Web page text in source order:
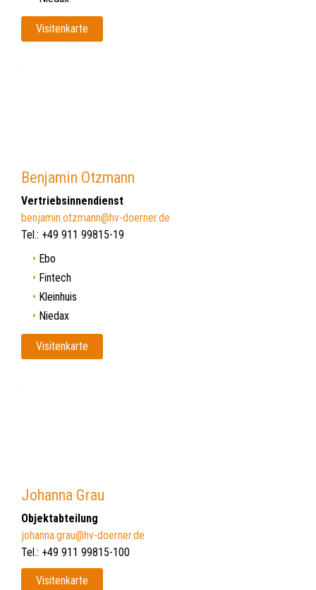
Visitenkarte
Benjamin Otzmann
Vertriebsinnendienst
benjamin.otzmann@hv-doerner.de
Tel.: +49 911 99815-19
Ebo
Fintech
Kleinhuis
Niedax
Visitenkarte
Johanna Grau
Objektabteilung
johanna.grau@hv-doerner.de
Tel.: +49 911 99815-100
Visitenkarte